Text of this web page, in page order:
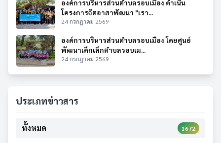
องค์การบริหารส่วนตำบลรอบเมือง ดำเนิน
โครงการจิตอาสาพัฒนา "เรา...
24 กรกฎาคม 2569
องค์การบริหารส่วนตำบลรอบเมือง โดยศูนย์
พัฒนาเด็กเล็กตำบลรอบเม...
24 กรกฎาคม 2569
ประเภทข่าวสาร
ทั้งหมด 1672